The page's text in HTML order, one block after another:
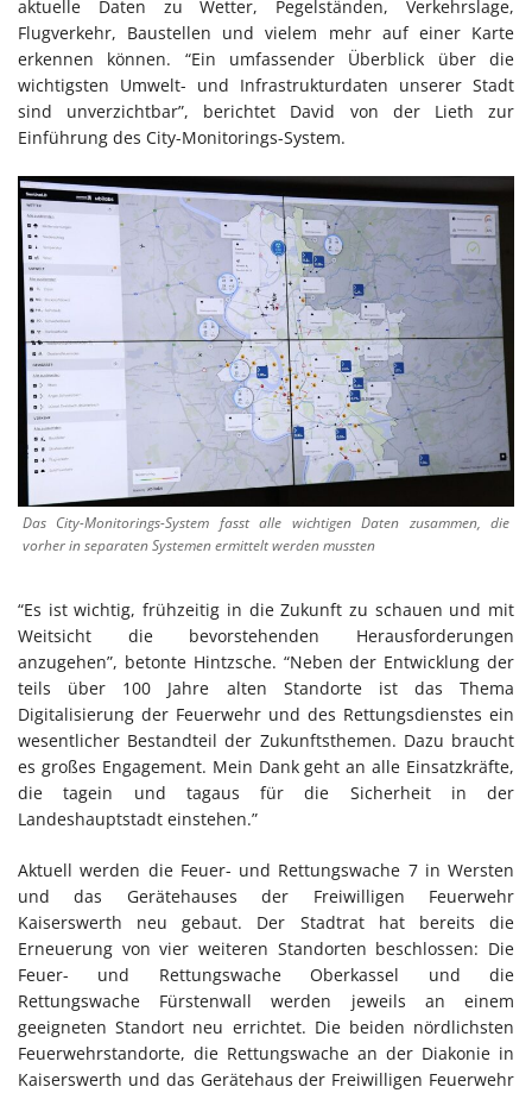
aktuelle Daten zu Wetter, Pegelständen, Verkehrslage,
Flugverkehr, Baustellen und vielem mehr auf einer Karte
erkennen können. “Ein umfassender Überblick über die
wichtigsten Umwelt- und Infrastrukturdaten unserer Stadt
sind unverzichtbar”, berichtet David von der Lieth zur
Einführung des City-Monitorings-System.
Das City-Monitorings-System fasst alle wichtigen Daten zusammen, die
vorher in separaten Systemen ermittelt werden mussten
“Es ist wichtig, frühzeitig in die Zukunft zu schauen und mit
Weitsicht die bevorstehenden Herausforderungen
anzugehen”, betonte Hintzsche. “Neben der Entwicklung der
teils über 100 Jahre alten Standorte ist das Thema
Digitalisierung der Feuerwehr und des Rettungsdienstes ein
wesentlicher Bestandteil der Zukunftsthemen. Dazu braucht
es großes Engagement. Mein Dank geht an alle Einsatzkräfte,
die tagein und tagaus für die Sicherheit in der
Landeshauptstadt einstehen.”
Aktuell werden die Feuer- und Rettungswache 7 in Wersten
und das Gerätehauses der Freiwilligen Feuerwehr
Kaiserswerth neu gebaut. Der Stadtrat hat bereits die
Erneuerung von vier weiteren Standorten beschlossen: Die
Feuer- und Rettungswache Oberkassel und die
Rettungswache Fürstenwall werden jeweils an einem
geeigneten Standort neu errichtet. Die beiden nördlichsten
Feuerwehrstandorte, die Rettungswache an der Diakonie in
Kaiserswerth und das Gerätehaus der Freiwilligen Feuerwehr